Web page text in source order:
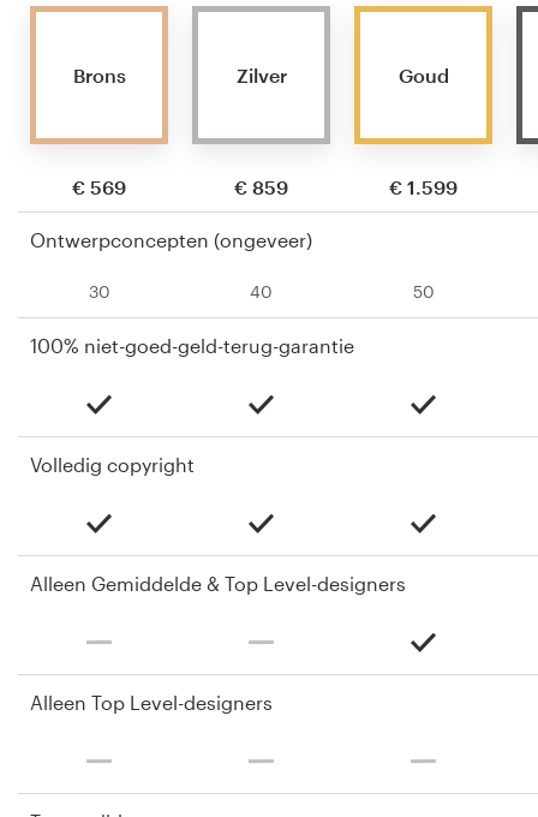
Brons
€ 569
Zilver
€ 859
Goud
€ 1.599
Ontwerpconcepten (ongeveer)
30 40 50
100% niet-goed-geld-terug-garantie
Volledig copyright
Alleen Gemiddelde & Top Level-designers
Alleen Top Level-designers